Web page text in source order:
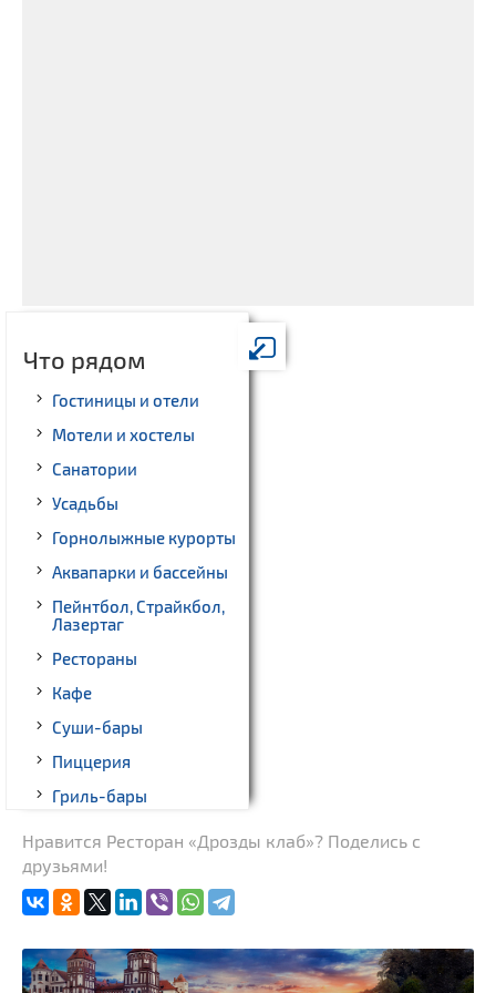
Что рядом
Гостиницы и отели
Мотели и хостелы
Санатории
Усадьбы
Горнолыжные курорты
Аквапарки и бассейны
Пейнтбол, Страйкбол,
Лазертаг
Рестораны
Кафе
Суши-бары
Пиццерия
Гриль-бары
Театры
Ночные клубы
Бильярд
Нравится Ресторан «Дрозды клаб»? Поделись с
друзьями!